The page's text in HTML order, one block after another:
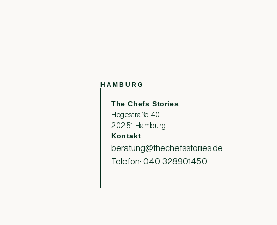
HAMBURG
The Chefs Stories
Hegestraße 40
20251 Hamburg
Kontakt
beratung@thechefsstories.de
Telefon: 040 328901450